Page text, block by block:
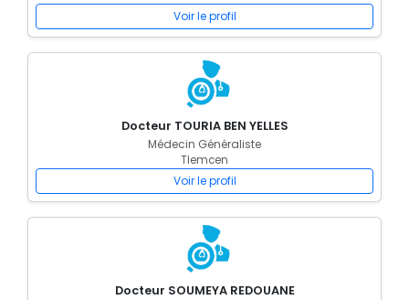
Voir le profil
Docteur TOURIA BEN YELLES
Médecin Généraliste
Tlemcen
Voir le profil
Docteur SOUMEYA REDOUANE